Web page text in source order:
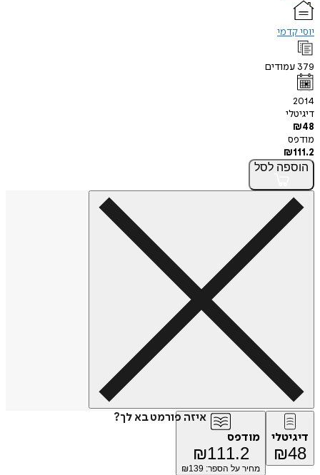
יוסי קדמי
379 עמודים
2014
דיגיטלי
₪48
מודפס
₪111.2
הוספה לסל
איזה פורמט בא לך?
דיגיטלי
₪48
מודפס
₪111.2
מחיר על הספר: ₪ 139